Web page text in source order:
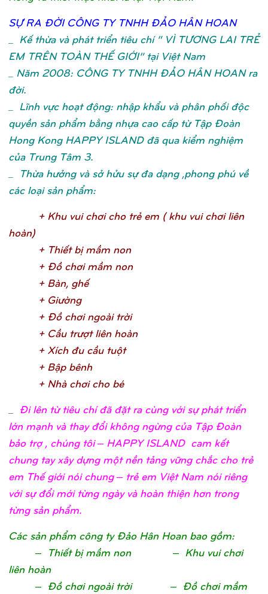
SỰRA ĐỜI CÔNG TY TNHH ĐẢO HÂN HOAN
Kế thừa và phát triển tiêu chí “ VÌ TƯƠNG LAI TRẺ
EM TRÊN TOÀN THẾ GIỚI” tại Việt Nam
_ Năm 2008: CÔNG TY TNHH ĐẢO HÂN HOAN ra
đời.
_ Lĩnh vực hoạt động: nhập khẩu và phân phối độc
quyền sản phẩm bằng nhựa cao cấp từ Tập Đoàn
Hong Kong HAPPY ISLAND đã qua kiểm nghiệm
của Trung Tâm 3.
_ Thừa hưởng và sở hửu sự đa dạng ,phong phú về
các loại sản phẩm:
+ Khu vui chơi cho trẻem ( khu vui chơi liên
hoàn)
+ Thiết bịmầm non
+ Đồchơi mầm non
+ Bàn, ghế
+ Giường
+ Đồchơi ngoài trời
+ Cầu trượt liên hoàn
+ Xích đu cầu tuột
+ Bập bênh
+ Nhà chơi cho bé
Đi lên từ tiêu chí đã đặt ra cùng với sự phát triển
lớn mạnh và thay đổi không ngừng của Tập Đoàn
bảo trợ , chúng tôi – HAPPY ISLAND cam kết
chung tay xây dựng một nền tảng vững chắc cho trẻ
em Thế giới nói chung – trẻ em Việt Nam nói riêng
với sự đổi mới từng ngày và hoàn thiện hơn trong
từng sản phẩm.
Các sản phẩm công ty Đảo Hân Hoan bao gồm:
– Thiết bị mầm non – Khu vui chơi
liên hoàn
– Đồ chơi ngoài trời – Đồ chơi mầm